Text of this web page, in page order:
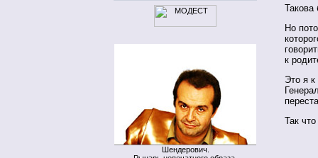
Шендерович.
Но
к
Это я к
Так